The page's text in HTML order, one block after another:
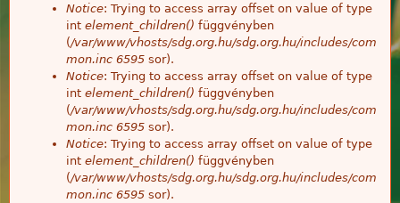
Notice: Trying to access array offset on value of type
int element_children() függvényben
(/var/www/vhosts/sdg.org.hu/sdg.org.hu/includes/com
mon.inc 6595 sor).
Notice: Trying to access array offset on value of type
int element_children() függvényben
(/var/www/vhosts/sdg.org.hu/sdg.org.hu/includes/com
mon.inc 6595 sor).
Notice: Trying to access array offset on value of type
int element_children() függvényben
(/var/www/vhosts/sdg.org.hu/sdg.org.hu/includes/com
mon.inc 6595 sor).